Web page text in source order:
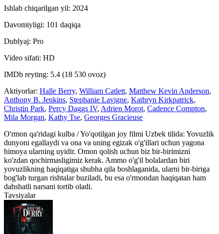
Ishlab chiqarilgan yil: 2024
Davomiyligi: 101 daqiqa
Dublyaj: Pro
Video sifati: HD
IMDb reyting: 5.4 (18 530 ovoz)
Aktiyorlar: Halle Berry, William Catlett, Matthew Kevin Anderson,
Anthony B. Jenkins, Stephanie Lavigne, Kathryn Kirkpatrick,
Christin Park, Percy Daggs IV, Adrien Morot, Cadence Compton,
Mila Morgan, Kathy Tse, Georges Gracieuse
O'rmon qa'ridagi kulba / Yo'qotilgan joy filmi Uzbek tilida: Yovuzlik
dunyoni egallaydi va ona va uning egizak o'g'illari uchun yagona
himoya ularning uyidir. Omon qolish uchun biz bir-birimizni
ko'zdan qochirmasligimiz kerak. Ammo o'g'il bolalardan biri
yovuzlikning haqiqatiga shubha qila boshlaganida, ularni bir-biriga
bog'lab turgan rishtalar buziladi, bu esa o'rmondan haqiqatan ham
dahshatli narsani tortib oladi.
Tavsiyalar